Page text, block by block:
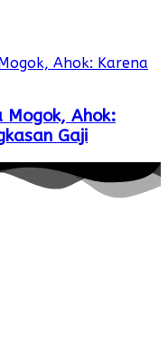
Mogok, Ahok:
Gaji